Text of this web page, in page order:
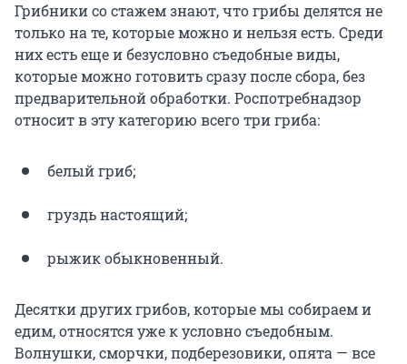
Грибники со стажем знают, что грибы делятся не
только на те, которые можно и нельзя есть. Среди
них есть еще и безусловно съедобные виды,
которые можно готовить сразу после сбора, без
предварительной обработки. Роспотребнадзор
относит в эту категорию всего три гриба:
белый гриб;
груздь настоящий;
рыжик обыкновенный.
Десятки других грибов, которые мы собираем и
едим, относятся уже к условно съедобным.
Волнушки, сморчки, подберезовики, опята — все